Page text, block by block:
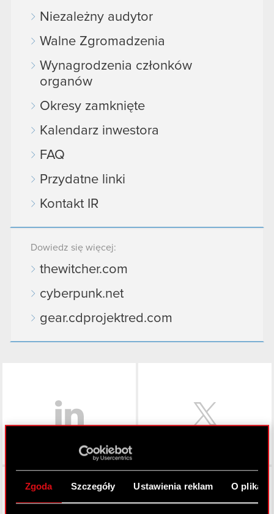
Zgoda Szczegóły Ustawienia reklam O
Niezależny audytor
Walne Zgromadzenia
Wynagrodzenia członków
organów
Okresy zamknięte
Kalendarz inwestora
FAQ
Przydatne linki
Kontakt IR
Dowiedz się więcej:
thewitcher.com
cyberpunk.net
gear.cdprojektred.com